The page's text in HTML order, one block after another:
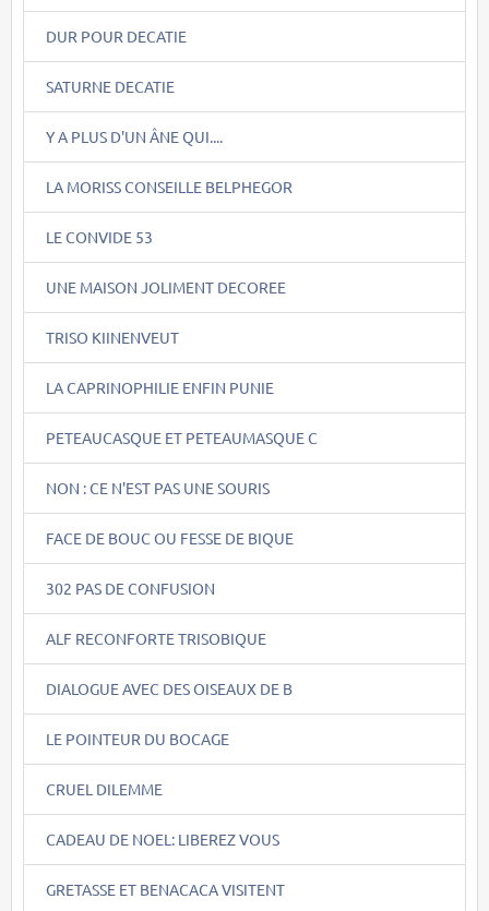
DUR POUR DECATIE
SATURNE DECATIE
Y A PLUS D'UN ÂNE QUI....
LA MORISS CONSEILLE BELPHEGOR
LE CONVIDE 53
UNE MAISON JOLIMENT DECOREE
TRISO KIINENVEUT
LA CAPRINOPHILIE ENFIN PUNIE
PETEAUCASQUE ET PETEAUMASQUE C
NON : CE N'EST PAS UNE SOURIS
FACE DE BOUC OU FESSE DE BIQUE
302 PAS DE CONFUSION
ALF RECONFORTE TRISOBIQUE
DIALOGUE AVEC DES OISEAUX DE B
LE POINTEUR DU BOCAGE
CRUEL DILEMME
CADEAU DE NOEL: LIBEREZ VOUS
GRETASSE ET BENACACA VISITENT